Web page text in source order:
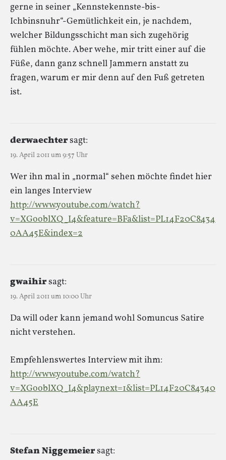
gerne in seiner „Kennstekennste-bis-
Ichbinsnuhr“-Gemütlichkeit ein, je nachdem,
welcher Bildungsschicht man sich zugehörig
fühlen möchte. Aber wehe, mir tritt einer auf die
Füße, dann ganz schnell Jammern anstatt zu
fragen, warum er mir denn auf den Fuß getreten
ist.
derwaechtersagt:
19. April 2011 um 9:57 Uhr
Wer ihn mal in „normal“ sehen möchte findet hier
ein langes Interview
http://www.youtube.com/watch?
v=XGooblXQ_I4&feature=BFa&list=PL14F20C8434
0AA45E&index=2
gwaihirsagt:
19. April 2011 um 10:00 Uhr
Da will oder kann jemand wohl Somuncus Satire
nicht verstehen.
Empfehlenswertes Interview mit ihm:
http://www.youtube.com/watch?
v=XGooblXQ_I4&playnext=1&list=PL14F20C84340
AA45E
Stefan Niggemeiersagt: